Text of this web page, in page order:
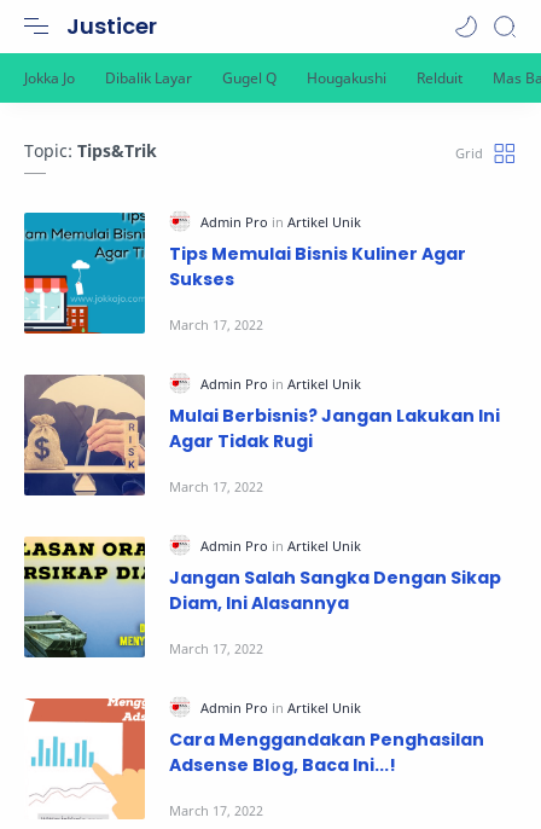
Justicer
Topic: Tips&Trik
Tips Memulai Bisnis Kuliner Agar
Sukses
Mulai Berbisnis? Jangan Lakukan Ini
Agar Tidak Rugi
Jangan Salah Sangka Dengan Sikap
Diam, Ini Alasannya
Cara Menggandakan Penghasilan
Adsense Blog, Baca Ini...!